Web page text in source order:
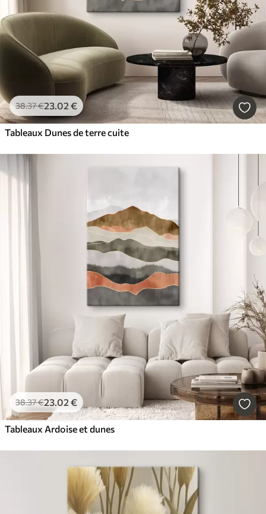
38.37€23.02 €
Tableaux Dunes de terre cuite
38.37€23.02 €
Tableaux Ardoise et dunes